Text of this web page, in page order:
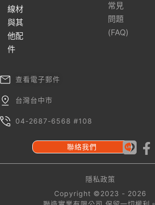
線材
與其
他配
件
常見
問題
(FAQ)
查看電子郵件
台灣台中市
04-2687-6568 #108
聯絡我們
Copyright ©2023 - 2026
隱私政策